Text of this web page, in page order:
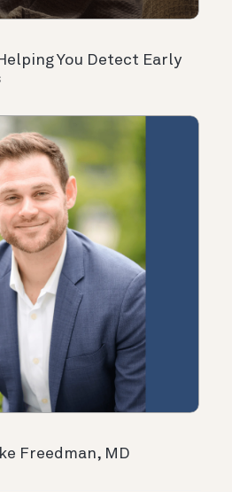
You Detect Early
Freedman, MD